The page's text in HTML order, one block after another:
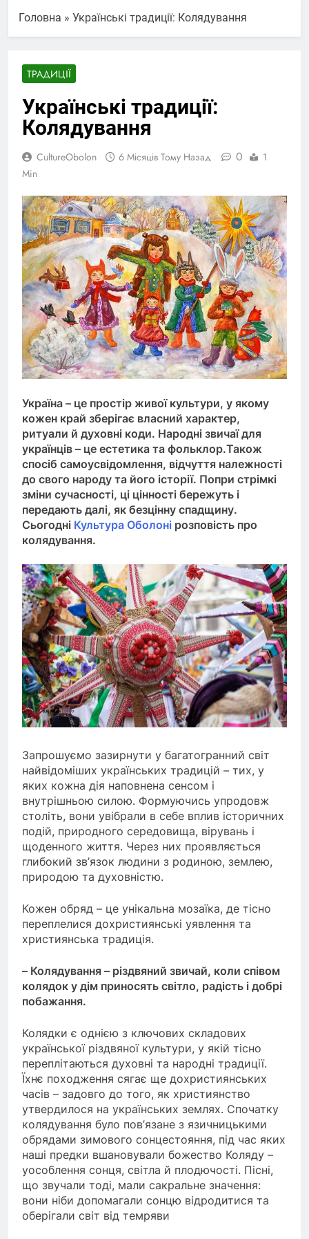
Головна » Українські традиції: Колядування
ТРАДИЦІЇ
Українські традиції:
Колядування
CultureObolon 6 Місяців Тому Назад 0
1
Min
Україна – це простір живої культури, у якому
кожен край зберігає власний характер,
ритуали й духовні коди. Народні звичаї для
українців – це естетика та фольклор.Також
спосіб самоусвідомлення, відчуття належності
до свого народу та його історії. Попри стрімкі
зміни сучасності, ці цінності бережуть і
передають далі, як безцінну спадщину.
Сьогодні Культура Оболоні розповість про
колядування.
Запрошуємо зазирнути у багатогранний світ
найвідоміших українських традицій – тих, у
яких кожна дія наповнена сенсом і
внутрішньою силою. Формуючись упродовж
століть, вони увібрали в себе вплив історичних
подій, природного середовища, вірувань і
щоденного життя. Через них проявляється
глибокий зв’язок людини з родиною, землею,
природою та духовністю.
Кожен обряд – це унікальна мозаїка, де тісно
переплелися дохристиянські уявлення та
християнська традиція.
– Колядування – різдвяний звичай, коли співом
колядок у дім приносять світло, радість і добрі
побажання.
Колядки є однією з ключових складових
української різдвяної культури, у якій тісно
переплітаються духовні та народні традиції.
Їхнє походження сягає ще дохристиянських
часів – задовго до того, як християнство
утвердилося на українських землях. Спочатку
колядування було пов’язане з язичницькими
обрядами зимового сонцестояння, під час яких
наші предки вшановували божество Коляду –
уособлення сонця, світла й плодючості. Пісні,
що звучали тоді, мали сакральне значення:
вони ніби допомагали сонцю відродитися та
оберігали світ від темряви